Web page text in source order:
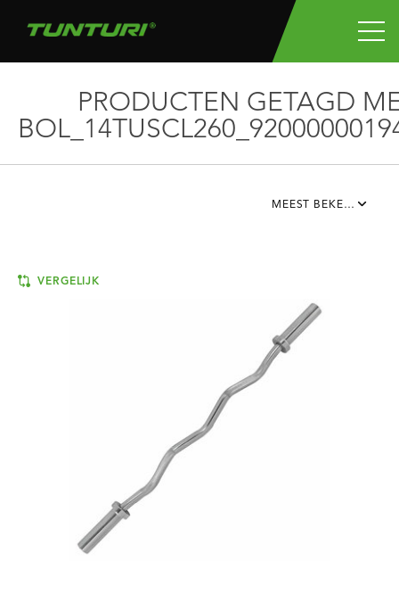
PRODUCTEN GETAGD
MEEST BEKEKEN
VERGELIJK